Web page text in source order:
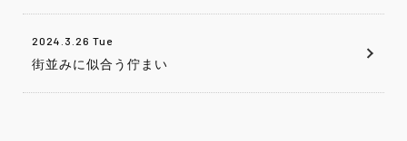
2024.3.26 Tue
街並みに似合う佇まい